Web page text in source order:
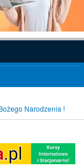
Narodzenia !